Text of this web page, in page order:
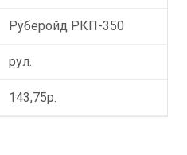
Руберойд РКП-350
рул.
143,75р.